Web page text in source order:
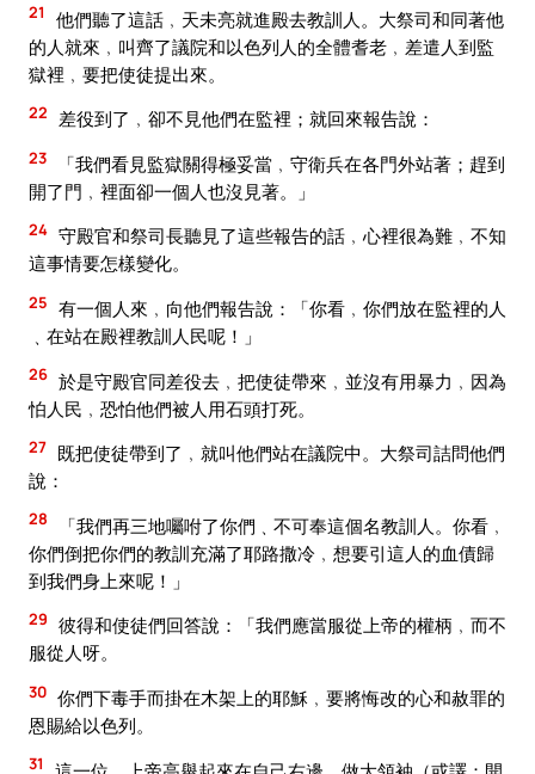
21
他們聽了這話﹐天未亮就進殿去教訓人。大祭司和同著他
的人就來﹐叫齊了議院和以色列人的全體耆老﹐差遣人到監
獄裡﹐要把使徒提出來。
22 差役到了﹐卻不見他們在監裡；就回來報告說：
23
「我們看見監獄關得極妥當﹐守衛兵在各門外站著；趕到
開了門﹐裡面卻一個人也沒見著。」
24 守殿官和祭司長聽見了這些報告的話﹐心裡很為難﹐不知
這事情要怎樣變化。
25 有一個人來﹐向他們報告說：「你看﹐你們放在監裡的人
﹑在站在殿裡教訓人民呢！」
26 於是守殿官同差役去﹐把使徒帶來﹐並沒有用暴力﹐因為
怕人民﹐恐怕他們被人用石頭打死。
27 既把使徒帶到了﹐就叫他們站在議院中。大祭司詰問他們
說：
28
「我們再三地囑咐了你們﹑不可奉這個名教訓人。你看﹐
你們倒把你們的教訓充滿了耶路撒冷﹐想要引這人的血債歸
到我們身上來呢！」
29 彼得和使徒們回答說：「我們應當服從上帝的權柄﹐而不
服從人呀。
30 你們下毒手而掛在木架上的耶穌﹐要將悔改的心和赦罪的
恩賜給以色列。
31